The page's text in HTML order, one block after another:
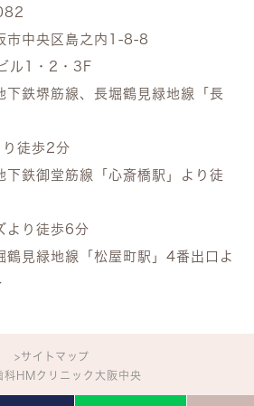
市中央区島之内1-8-8
ル1・2・3F
下鉄堺筋線、長堀鶴見緑地線「長
徒歩2分
下鉄御堂筋線「心斎橋駅」より徒
より徒歩6分
鶴見緑地線「松屋町駅」4番出口よ
>サイトマップ
科HMクリニック大阪中央